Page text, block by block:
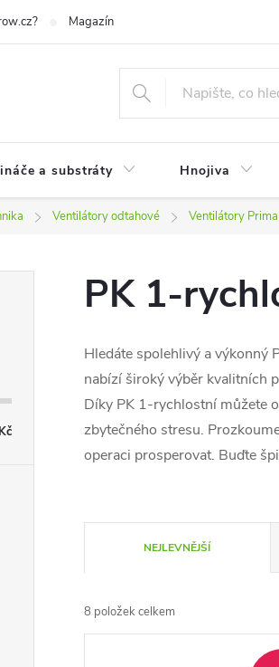
Magazín
a substráty Hnojiva
Ventilátory odtahové Ventilátory
Kč
PK 1-
Hledáte spolehlivý a výkonný
nabízí široký výběr kvalitních
Díky PK 1-rychlostní můžete
zbytečného stresu.
operaci prosperovat. Buďte
a
z
NEJLEVNĚJŠÍ
8 položek celkem